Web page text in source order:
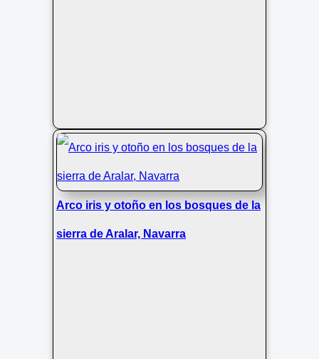
Arco iris y otoño en los bosques de la
sierra de Aralar, Navarra